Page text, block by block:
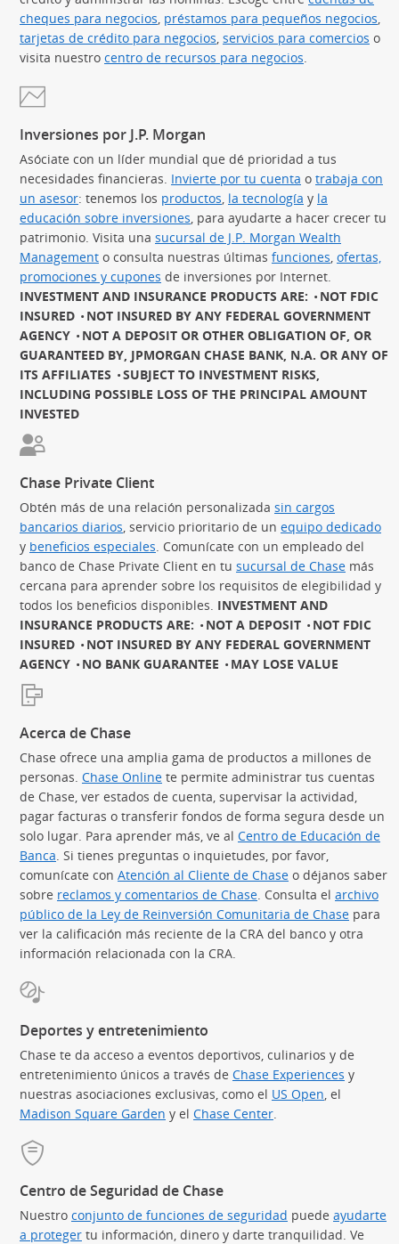
cheques para negocios, préstamos para pequeños negocios,
tarjetas de crédito para negocios(Se abre en superposición)
, servicios para comercios (Se
o
visita nuestro centro de recursos para negocios.
Inversiones por J.P. Morgan
Asóciate con un líder mundial que dé prioridad a tus
necesidades financieras. Invierte por tu cuenta (Se abre en
o trabaja con
un asesor(Se abre en superposición)
: tenemos los productos(Se abre en superposición)
, la tecnología (Se abre en
y la
educación sobre inversiones(Se abre en superposición)
, para ayudarte a hacer crecer tu
patrimonio. Visita una sucursal de J.P. Morgan Wealth
Management (Se abre en superposición)
o consulta nuestras últimas funciones(Se abre
, ofertas,
promociones y cupones (Se abre en superposición)
de inversiones por Internet.
INVESTMENT AND INSURANCE PRODUCTS ARE:
NOT FDIC
INSURED
NOT INSURED BY ANY FEDERAL GOVERNMENT
AGENCY
NOT A DEPOSIT OR OTHER OBLIGATION OF, OR
GUARANTEED BY, JPMORGAN CHASE BANK, N.A. OR ANY OF
ITS AFFILIATES
SUBJECT TO INVESTMENT RISKS,
INCLUDING POSSIBLE LOSS OF THE PRINCIPAL AMOUNT
INVESTED
Chase Private Client
Obtén más de una relación personalizada sin cargos
bancarios diarios(Se abre en superposición)
, servicio prioritario de un equipo dedicado
y beneficios especiales(Se abre en superposición)
. Comunícate con un empleado del
banco de Chase Private Client en tu sucursal de Chase más
cercana para aprender sobre los requisitos de elegibilidad y
todos los beneficios disponibles. INVESTMENT AND
INSURANCE PRODUCTS ARE:
NOT A DEPOSIT
NOT FDIC
INSURED
NOT INSURED BY ANY FEDERAL GOVERNMENT
AGENCY
NO BANK GUARANTEE MAY LOSE VALUE
Acerca de Chase
Chase ofrece una amplia gama de productos a millones de
personas. Chase Online te permite administrar tus cuentas
de Chase, ver estados de cuenta, supervisar la actividad,
pagar facturas o transferir fondos de forma segura desde un
solo lugar. Para aprender más, ve al Centro de Educación de
Banca(Se abre en superposición)
. Si tienes preguntas o inquietudes, por favor,
comunícate con Atención al Cliente de Chase o déjanos saber
sobre reclamos y comentarios de Chase. Consulta el archivo
público de la Ley de Reinversión Comunitaria de Chase (Se
para
ver la calificación más reciente de la CRA del banco y otra
información relacionada con la CRA.
Deportes y entretenimiento
Chase te da acceso a eventos deportivos, culinarios y de
entretenimiento únicos a través de Chase Experiences (Se
y
nuestras asociaciones exclusivas, como el US Open (Se abre
, el
Madison Square Garden (Se abre en superposición)
y el Chase Center
Centro de Seguridad de Chase
Nuestro conjunto de funciones de seguridad puede ayudarte
a proteger tu información, dinero y darte tranquilidad. Ve